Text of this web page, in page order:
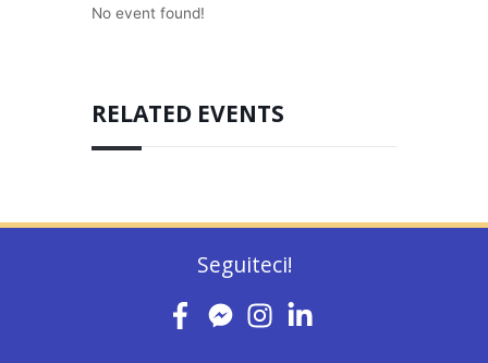
No event found!
RELATED EVENTS
Seguiteci!